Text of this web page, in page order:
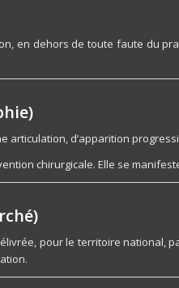
en dehors de toute faute du
articulation, d’apparition
chirurgicale. Elle se
pour le territoire national,